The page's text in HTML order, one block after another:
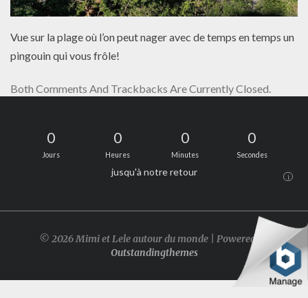
Vue sur la plage où l’on peut nager avec de temps en temps un
pingouin qui vous frôle!
Both Comments And Trackbacks Are Currently Closed.
0
Jours
0
Heures
0
Minutes
0
Secondes
jusqu'à notre retour i
© 2026 Mimi et Lele autour du monde | Powered by
Outstandingthemes